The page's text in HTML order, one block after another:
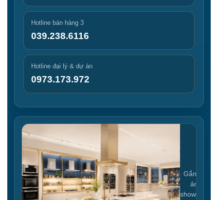
Hotline bán hàng 3
039.238.6116
Hotline đại lý & dự án
0973.173.972
Gắn link
ảnh
showroom